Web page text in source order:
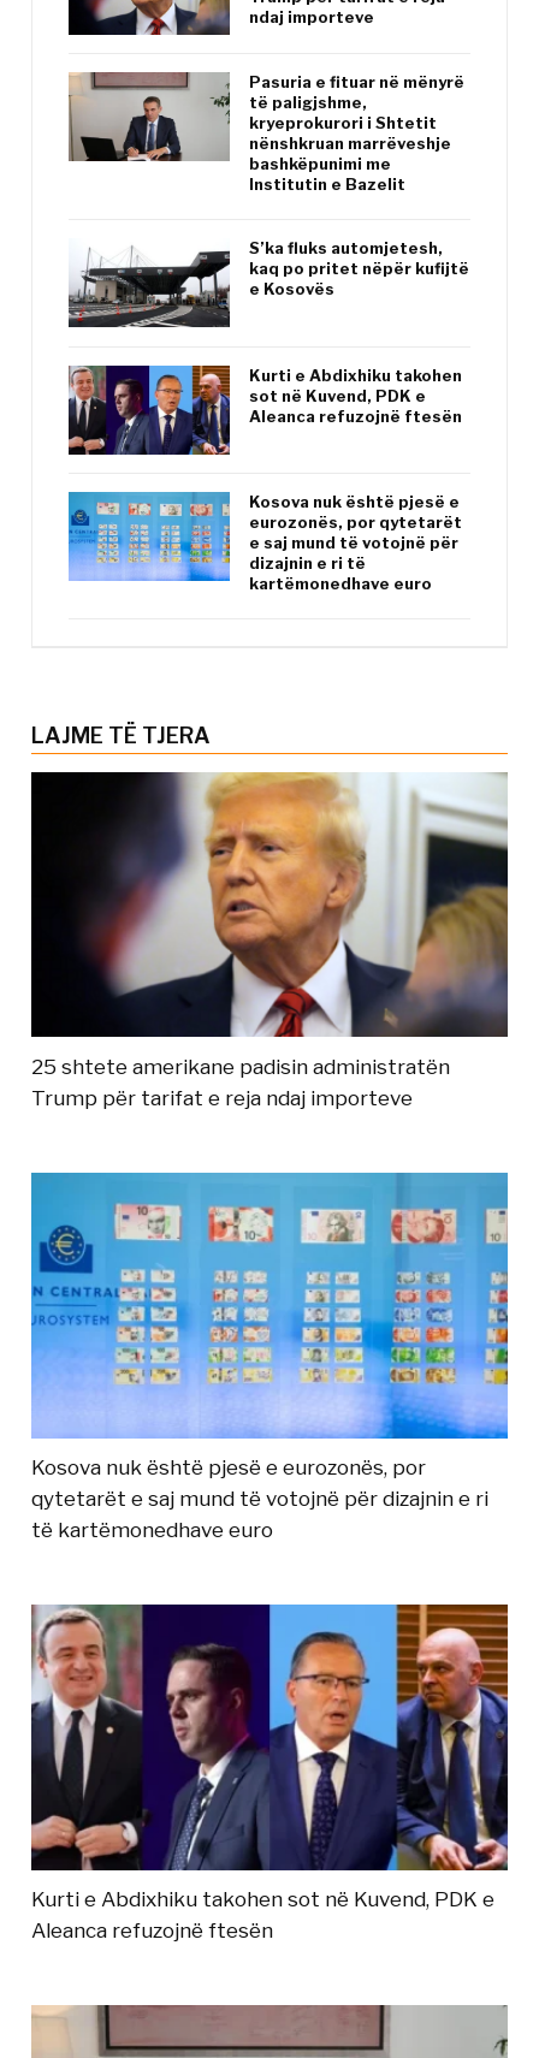
ndaj importeve
Pasuria e fituar në mënyrë
të paligjshme,
kryeprokurori i Shtetit
nënshkruan marrëveshje
bashkëpunimi me
Institutin e Bazelit
S’ka fluks automjetesh,
kaq po pritet nëpër kufijtë
e Kosovës
Kurti e Abdixhiku takohen
sot në Kuvend, PDK e
Aleanca refuzojnë ftesën
Kosova nuk është pjesë e
eurozonës, por qytetarët
e saj mund të votojnë për
dizajnin e ri të
kartëmonedhave euro
LAJME TË TJERA
25 shtete amerikane padisin administratën
Trump për tarifat e reja ndaj importeve
Kosova nuk është pjesë e eurozonës, por
qytetarët e saj mund të votojnë për dizajnin e ri
të kartëmonedhave euro
Kurti e Abdixhiku takohen sot në Kuvend, PDK e
Aleanca refuzojnë ftesën